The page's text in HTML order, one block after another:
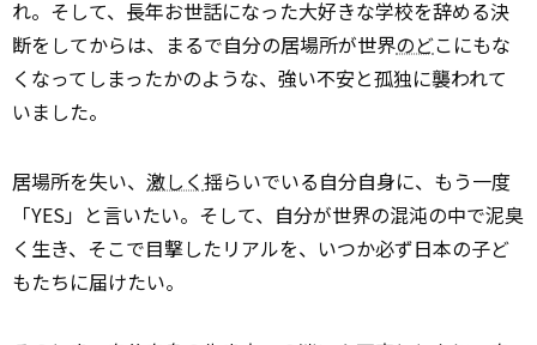
れ。そして、長年お世話になった大好きな学校を辞める決
断をしてからは、まるで自分の居場所が世界のどこにもな
くなってしまったかのような、強い不安と孤独に襲われて
いました。
居場所を失い、 激しく揺らいでいる自分自身に、もう一度
「YES」と言いたい。そして、自分が世界の混沌の中で泥臭
く生き、そこで目撃したリアルを、いつか必ず日本の子ど
もたちに届けたい。